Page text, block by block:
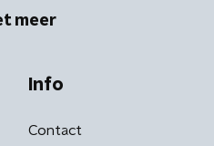
meer
Info
Contact